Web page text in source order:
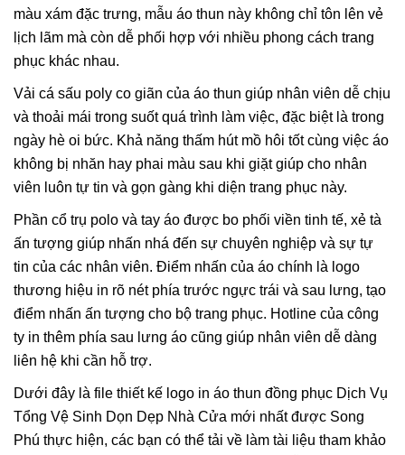
màu xám đặc trưng, mẫu áo thun này không chỉ tôn lên vẻ
lịch lãm mà còn dễ phối hợp với nhiều phong cách trang
phục khác nhau.
Vải cá sấu poly co giãn của áo thun giúp nhân viên dễ chịu
và thoải mái trong suốt quá trình làm việc, đặc biệt là trong
ngày hè oi bức. Khả năng thấm hút mồ hôi tốt cùng việc áo
không bị nhăn hay phai màu sau khi giặt giúp cho nhân
viên luôn tự tin và gọn gàng khi diện trang phục này.
Phần cổ trụ polo và tay áo được bo phối viền tinh tế, xẻ tà
ấn tượng giúp nhấn nhá đến sự chuyên nghiệp và sự tự
tin của các nhân viên. Điểm nhấn của áo chính là logo
thương hiệu in rõ nét phía trước ngực trái và sau lưng, tạo
điểm nhấn ấn tượng cho bộ trang phục. Hotline của công
ty in thêm phía sau lưng áo cũng giúp nhân viên dễ dàng
liên hệ khi cần hỗ trợ.
Dưới đây là file thiết kế logo in áo thun đồng phục Dịch Vụ
Tổng Vệ Sinh Dọn Dẹp Nhà Cửa mới nhất được Song
Phú thực hiện, các bạn có thể tải về làm tài liệu tham khảo